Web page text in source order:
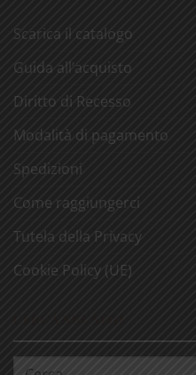
Scarica il catalogo
Guida all’acquisto
Diritto di Recesso
Modalità di pagamento
Spedizioni
Come raggiungerci
Tutela della Privacy
Cookie Policy (UE)
Cerca: